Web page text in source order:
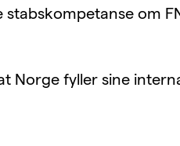
stabskompetanse om
Norge fyller sine